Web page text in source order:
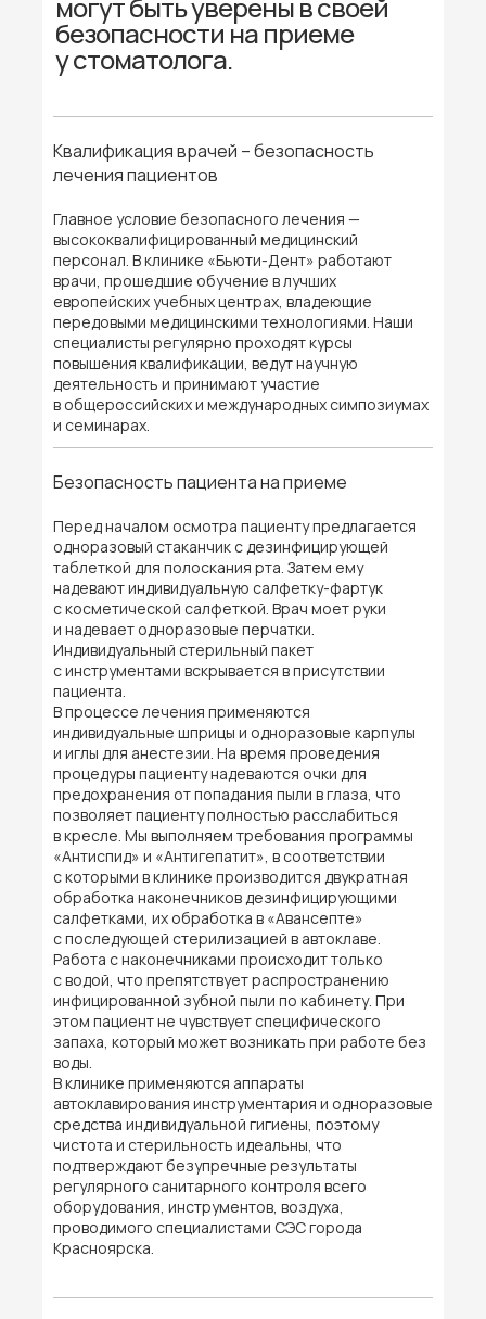
безопасности на приеме
у стоматолога.
Безопасность пациента на приеме
Перед началом осмотра пациенту предлагается
одноразовый стаканчик с дезинфицирующей
таблеткой для полоскания рта. Затем ему
надевают индивидуальную салфетку-фартук
с косметической салфеткой. Врач моет руки
и надевает одноразовые перчатки.
Индивидуальный стерильный пакет
с инструментами вскрывается в присутствии
пациента.
В процессе лечения применяются
индивидуальные шприцы и одноразовые карпулы
и иглы для анестезии. На время проведения
процедуры пациенту надеваются очки для
предохранения от попадания пыли в глаза, что
позволяет пациенту полностью расслабиться
в кресле. Мы выполняем требования программы
«Антиспид» и «Антигепатит», в соответствии
с которыми в клинике производится двукратная
обработка наконечников дезинфицирующими
салфетками, их обработка в «Авансепте»
с последующей стерилизацией в автоклаве.
Работа с наконечниками происходит только
с водой, что препятствует распространению
инфицированной зубной пыли по кабинету. При
этом пациент не чувствует специфического
запаха, который может возникать при работе без
воды.
В клинике применяются аппараты
автоклавирования инструментария и одноразовые
средства индивидуальной гигиены, поэтому
чистота и стерильность идеальны, что
подтверждают безупречные результаты
регулярного санитарного контроля всего
оборудования, инструментов, воздуха,
проводимого специалистами СЭС города
Красноярска.
Квалификация врачей – безопасность
лечения пациентов
Главное условие безопасного лечения —
высококвалифицированный медицинский
персонал. В клинике «Бьюти-Дент» работают
врачи, прошедшие обучение в лучших
европейских учебных центрах, владеющие
передовыми медицинскими технологиями. Наши
специалисты регулярно проходят курсы
повышения квалификации, ведут научную
деятельность и принимают участие
в общероссийских и международных симпозиумах
и семинарах.